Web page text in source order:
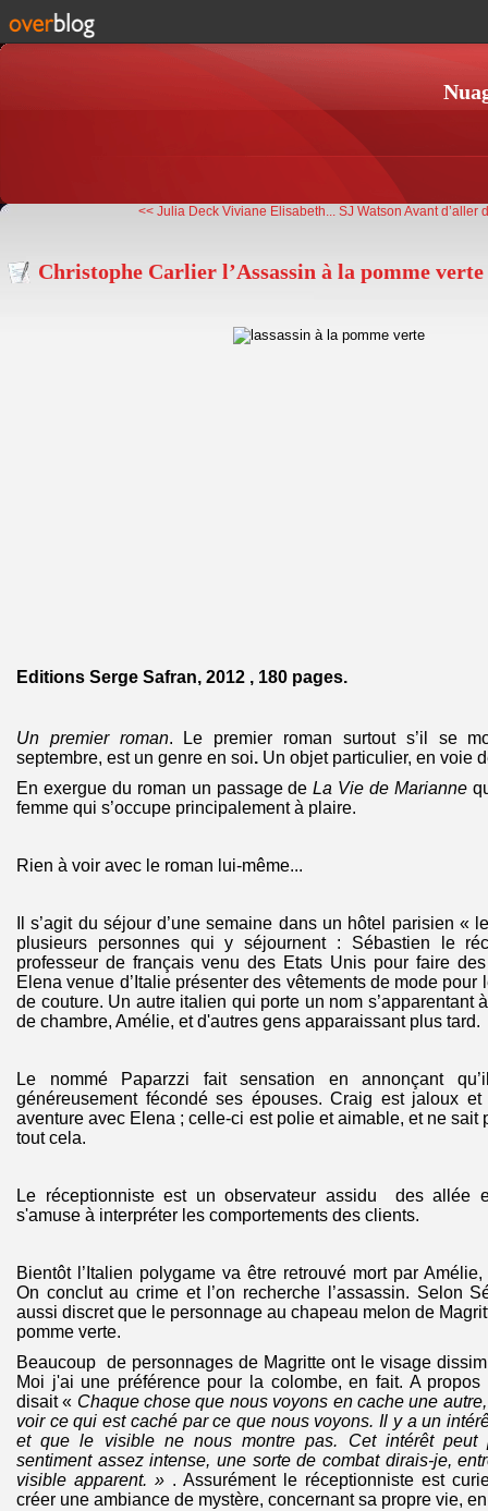
<< Julia Deck Viviane Elisabeth... SJ Watson Avant d’aller
Christophe Carlier l’Assassin à la pomme verte
Editions Serge Safran, 2012 , 180 pages.
Un premier roman. Le premier roman surtout s’il se
septembre, est un genre en soi. Un objet particulier, en voie
En exergue du roman un passage deLa Vie de Marianne
femme qui s’occupe principalement à plaire.
Rien à voir avec le roman lui-même...
Il s’agit du séjour d’une semaine dans un hôtel parisien «
plusieurs personnes qui y séjournent : Sébastien le
professeur de français venu des Etats Unis pour faire
Elena venue d’Italie présenter des vêtements de mode pour
de couture. Un autre italien qui porte un nom s’apparentant
de chambre, Amélie, et d'autres gens apparaissant plus tard.
Le nommé Paparzzi fait sensation en annonçant
généreusement fécondé ses épouses. Craig est jaloux
aventure avec Elena ; celle-ci est polie et aimable, et ne sait
tout cela.
Le réceptionniste est un observateur assidu des allée
s'amuse à interpréter les comportements des clients.
Bientôt l’Italien polygame va être retrouvé mort par
On conclut au crime et l’on recherche l’assassin. Selon
aussi discret que le personnage au chapeau melon de
pomme verte.
Beaucoup de personnages de Magritte ont le visage
Moi j'ai une préférence pour la colombe, en fait. A
disait « Chaque chose que nous voyons en cache une
voir ce qui est caché par ce que nous voyons. Il y a un
et que le visible ne nous montre pas. Cet intérêt peut
sentiment assez intense, une sorte de combat dirais-je,
visible apparent. » . Assurément le réceptionniste est
créer une ambiance de mystère, concernant sa propre vie,